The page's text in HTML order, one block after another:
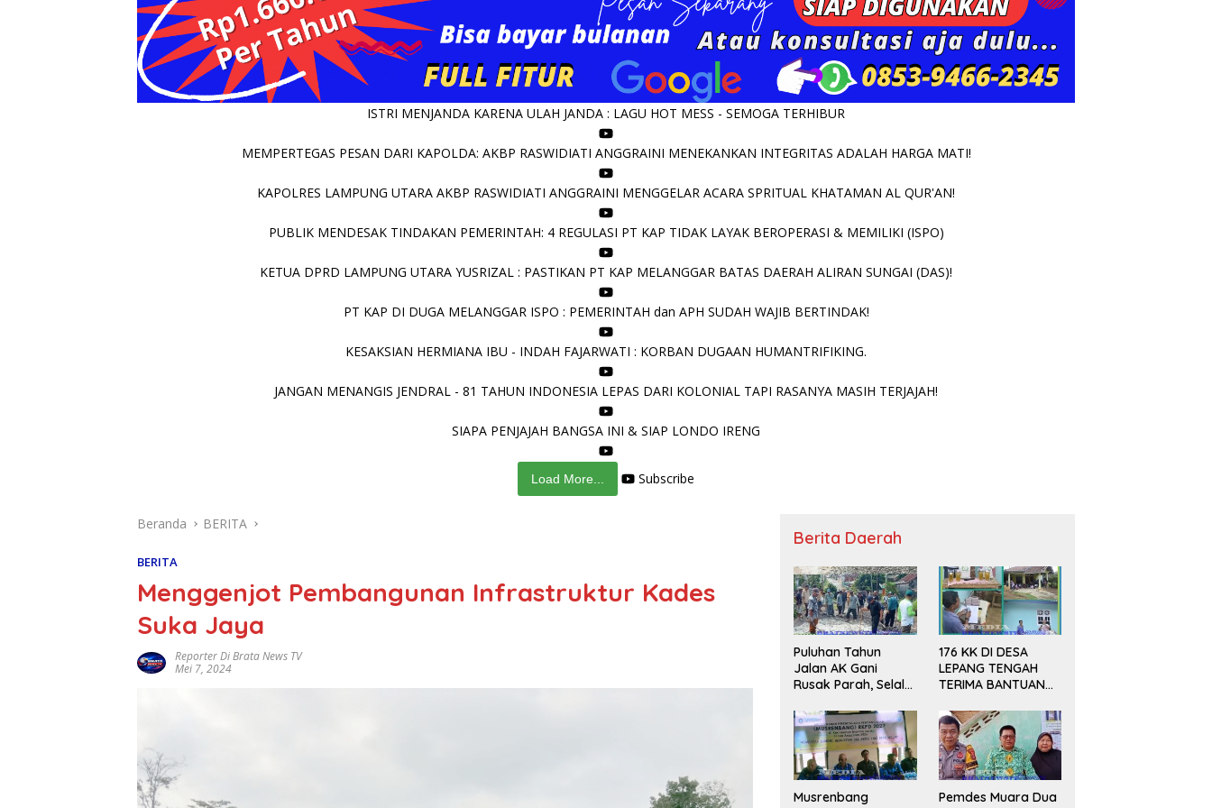
ISTRI MENJANDA KARENA ULAH JANDA : LAGU HOT MESS - SEMOGA TERHIBUR
MEMPERTEGAS PESAN DARI KAPOLDA: AKBP RASWIDIATI ANGGRAINI MENEKANKAN INTEGRITAS ADALAH HARGA MATI!
KAPOLRES LAMPUNG UTARA AKBP RASWIDIATI ANGGRAINI MENGGELAR ACARA SPRITUAL KHATAMAN AL QUR'AN!
PUBLIK MENDESAK TINDAKAN PEMERINTAH: 4 REGULASI PT KAP TIDAK LAYAK BEROPERASI & MEMILIKI (ISPO)
KETUA DPRD LAMPUNG UTARA YUSRIZAL : PASTIKAN PT KAP MELANGGAR BATAS DAERAH ALIRAN SUNGAI (DAS)!
PT KAP DI DUGA MELANGGAR ISPO : PEMERINTAH dan APH SUDAH WAJIB BERTINDAK!
KESAKSIAN HERMIANA IBU - INDAH FAJARWATI : KORBAN DUGAAN HUMANTRIFIKING.
JANGAN MENANGIS JENDRAL - 81 TAHUN INDONESIA LEPAS DARI KOLONIAL TAPI RASANYA MASIH TERJAJAH!
SIAPA PENJAJAH BANGSA INI & SIAP LONDO IRENG
Load More... Subscribe
Beranda BERITA
BERITA
Menggenjot Pembangunan Infrastruktur Kades
Suka Jaya
Reporter Di Brata News TV
Mei 7, 2024
Berita Daerah
Puluhan Tahun
Jalan AK Gani
Rusak Parah, Selalu
Politik
176 KK DI DESA
LEPANG TENGAH
TERIMA BANTUAN
GORENG UNTUK
DUA BULAN
Musrenbang
Pemdes Muara Dua